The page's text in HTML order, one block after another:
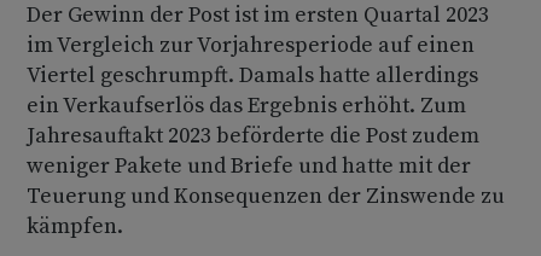
Der Gewinn der Post ist im ersten Quartal 2023
im Vergleich zur Vorjahresperiode auf einen
Viertel geschrumpft. Damals hatte allerdings
ein Verkaufserlös das Ergebnis erhöht. Zum
Jahresauftakt 2023 beförderte die Post zudem
weniger Pakete und Briefe und hatte mit der
Teuerung und Konsequenzen der Zinswende zu
kämpfen.